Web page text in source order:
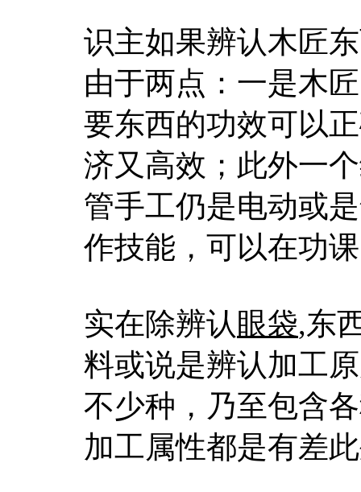
识主如果辨认木匠
由于两点：一是木
要东西的功效可以
济又高效；此外一
管手工仍是电动或
作技能，可以在功
实在除辨认 眼袋,东
料或说是辨认加工
不少种，乃至包含
加工属性都是有差